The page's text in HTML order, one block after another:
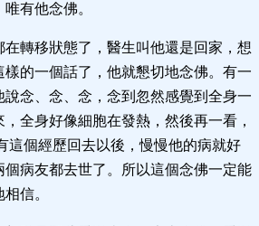
有他念佛。
在轉移狀態了，醫生叫他還是回家，想
的一個話了，他就懇切地念佛。有一
念、念、念，念到忽然感覺到全身一
全身好像細胞在發熱，然後再一看，
這個經歷回去以後，慢慢他的病就好
個病友都去世了。所以這個念佛一定能
信。